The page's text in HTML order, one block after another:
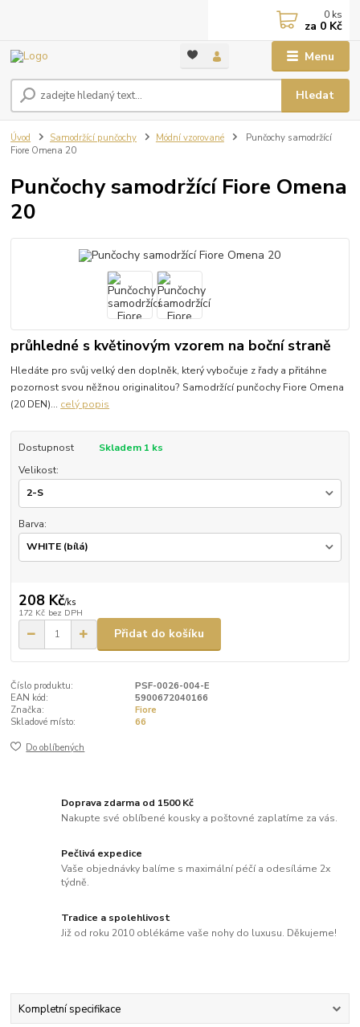
Menu
Hledat
0 ks
za 0 Kč
Úvod Samodržící punčochy Módní vzorované
Punčochy samodržící
Fiore Omena 20
Punčochy samodržící Fiore Omena
20
průhledné s květinovým vzorem na boční straně
Hledáte pro svůj velký den doplněk, který vybočuje z řady a přitáhne
pozornost svou něžnou originalitou? Samodržící punčochy Fiore Omena
(20 DEN)... celý popis
Dostupnost
Skladem 1 ks
Velikost:
Barva:
208 Kč/ks
172 Kč bez DPH
Přidat do košíku
Číslo produktu:
PSF-0026-004-E
EAN kód:
5900672040166
Značka:
Fiore
Skladové místo:
66
Do oblíbených
Doprava zdarma od 1500 Kč
Nakupte své oblíbené kousky a poštovné zaplatíme za vás.
Pečlivá expedice
Vaše objednávky balíme s maximální péčí a odesíláme 2x
týdně.
Tradice a spolehlivost
Již od roku 2010 oblékáme vaše nohy do luxusu. Děkujeme!
Kompletní specifikace